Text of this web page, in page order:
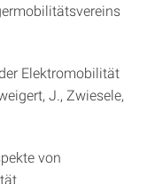
Elektromobilität
J., Zwiesele,
von